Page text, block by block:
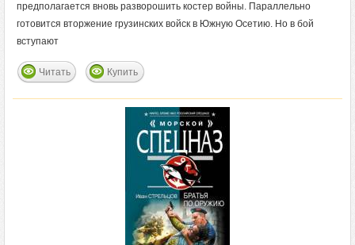
предполагается вновь разворошить костер войны. Параллельно
готовится вторжение грузинских войск в Южную Осетию. Но в бой
вступают
Читать Купить